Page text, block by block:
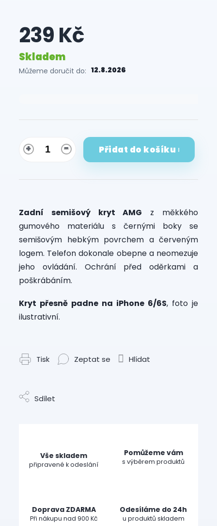
239 Kč
Skladem
Můžeme doručit do: 12.8.2026
Přidat do košíku
Zadní semišový kryt AMG z měkkého
gumového materiálu s černými boky se
semišovým hebkým povrchem a červeným
logem. Telefon dokonale obepne a neomezuje
jeho ovládání. Ochrání před oděrkami a
poškrábáním.
Kryt přesně padne na iPhone 6/6S, foto je
ilustrativní.
Tisk Zeptat se Hlídat
Sdílet
Vše skladem
připravené k odeslání
Pomůžeme vám
s výběrem produktů
Doprava ZDARMA
Při nákupu nad 900 Kč
Odesíláme do 24h
u produktů skladem